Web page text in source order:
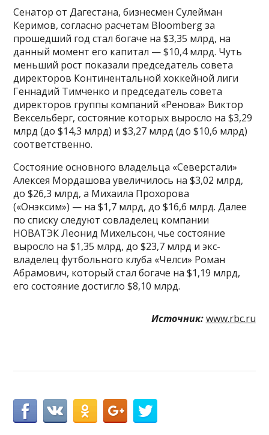
Сенатор от Дагестана, бизнесмен Сулейман
Керимов, согласно расчетам Bloomberg за
прошедший год стал богаче на $3,35 млрд, на
данный момент его капитал — $10,4 млрд. Чуть
меньший рост показали председатель совета
директоров Континентальной хоккейной лиги
Геннадий Тимченко и председатель совета
директоров группы компаний «Ренова» Виктор
Вексельберг, состояние которых выросло на $3,29
млрд (до $14,3 млрд) и $3,27 млрд (до $10,6 млрд)
соответственно.
Состояние основного владельца «Северстали»
Алексея Мордашова увеличилось на $3,02 млрд,
до $26,3 млрд, а Михаила Прохорова
(«Онэксим») — на $1,7 млрд, до $16,6 млрд. Далее
по списку следуют совладелец компании
НОВАТЭК Леонид Михельсон, чье состояние
выросло на $1,35 млрд, до $23,7 млрд и экс-
владелец футбольного клуба «Челси» Роман
Абрамович, который стал богаче на $1,19 млрд,
его состояние достигло $8,10 млрд.
Источник: www.rbc.ru